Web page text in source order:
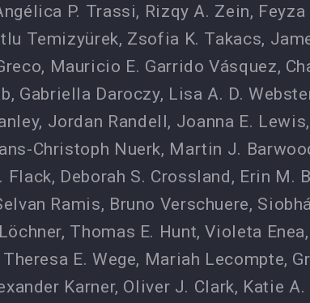
P. Trassi, Rizqy A. Zein,
Temizyürek, Zsofia K. Takacs,
, Mauricio E. Garrido Vásquez,
, Gabriella Daroczy, Lisa A. D.
, Jordan Randell, Joanna E. Lewis,
Christoph Nuerk, Martin J.
Flack, Deborah S. Crossland, Erin M.
Ramis, Bruno Verschuere,
, Thomas E. Hunt,Violeta Enea,
Theresa E. Wege, Mariah Lecompte,
Karner, Oliver J. Clark, Katie